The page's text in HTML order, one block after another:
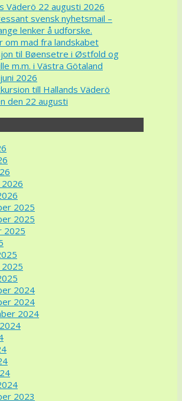
Väderö 22 augusti 2026
svensk nyhetsmail –
lenker å udforske.
om mad fra landskabet
til Bøensetre i Østfold og
m.m. i Västra Götaland
2026
till Hallands Väderö
den 22 augusti
2025
2025
2025
2024
2024
2024
2023